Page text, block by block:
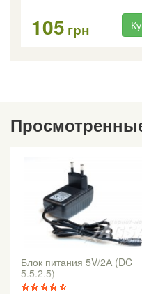
105 грн
Блок питания 5V/2А (DC
5.5.2.5)